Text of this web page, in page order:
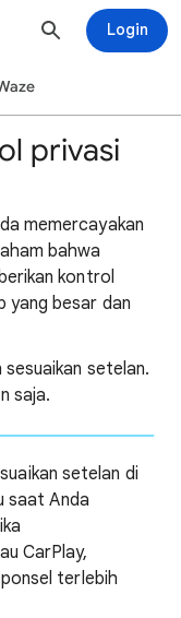
Login
privasi
memercayakan
bahwa
kontrol
yang besar dan
sesuaikan setelan.
saja.
setelan di
saat Anda
CarPlay,
terlebih